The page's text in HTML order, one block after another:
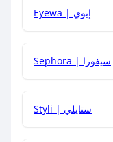
Eyewa | إيوي
Sephora | سيفورا
Styli | ستايلي